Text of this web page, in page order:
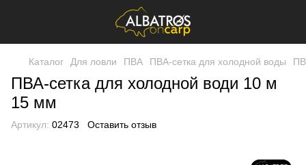
Каталог Для ловли ПВА ПВА-сетка для холодной воды
ПВА-сетка для холодной води 10 м
15 мм
Артикул: 02473 Оставить отзыв